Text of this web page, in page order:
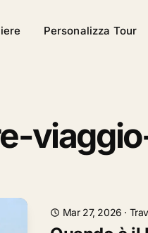
Personalizza Tour
Mar 27, 2026 ·